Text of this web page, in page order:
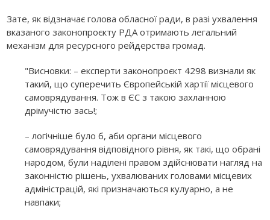
Зате, як відзначає голова обласної ради, в разі ухвалення
вказаного законопроєкту РДА отримають легальний
механізм для ресурсного рейдерства громад.
"Висновки: – експерти законопроєкт 4298 визнали як
такий, що суперечить Європейській хартії місцевого
самоврядування. Тож в ЄС з такою захланною
дрімучістю зась!;
– логічніше було б, аби органи місцевого
самоврядування відповідного рівня, як такі, що обрані
народом, були наділені правом здійснювати нагляд на
законністю рішень, ухвалюваних головами місцевих
адміністрацій, які призначаються кулуарно, а не
навпаки;